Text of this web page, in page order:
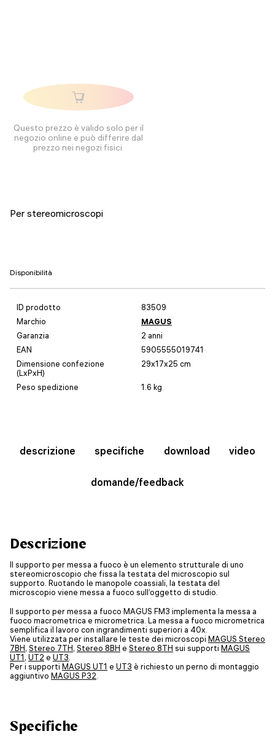
Questo prezzo è valido solo per il
negozio online e può differire dal
prezzo nei negozi fisici.
Per stereomicroscopi
Disponibilità
ID prodotto
83509
Marchio
MAGUS
Garanzia
2 anni
EAN
5905555019741
Dimensione confezione
(LxPxH)
29x17x25 cm
Peso spedizione 1.6 kg
descrizione specifiche download video
domande/feedback
Descrizione
Il supporto per messa a fuoco è un elemento strutturale di uno
stereomicroscopio che fissa la testata del microscopio sul
supporto. Ruotando le manopole coassiali, la testata del
microscopio viene messa a fuoco sull’oggetto di studio.
Il supporto per messa a fuoco MAGUS FM3 implementa la messa a
fuoco macrometrica e micrometrica. La messa a fuoco micrometrica
semplifica il lavoro con ingrandimenti superiori a 40x.
Viene utilizzata per installare le teste dei microscopi MAGUS Stereo
7BH, Stereo 7TH, Stereo 8BH e Stereo 8TH sui supporti MAGUS
UT1, UT2 e UT3
Per i supporti MAGUS UT1 e UT3 è richiesto un perno di montaggio
aggiuntivo MAGUS P32
Specifiche